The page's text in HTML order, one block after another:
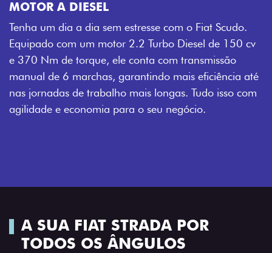
MOTOR A DIESEL
Tenha um dia a dia sem estresse com o Fiat Scudo.
Equipado com um motor 2.2 Turbo Diesel de 150 cv
e 370 Nm de torque, ele conta com transmissão
manual de 6 marchas, garantindo mais eficiência até
nas jornadas de trabalho mais longas. Tudo isso com
agilidade e economia para o seu negócio.
A SUA FIAT STRADA POR
TODOS OS ÂNGULOS